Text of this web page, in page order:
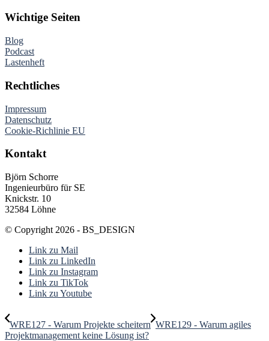
Wichtige Seiten
Blog
Podcast
Lastenheft
Rechtliches
Impressum
Datenschutz
Cookie-Richlinie EU
Kontakt
Björn Schorre
Ingenieurbüro für SE
Knickstr. 10
32584 Löhne
© Copyright 2026 - BS_DESIGN
Link zu Mail
Link zu LinkedIn
Link zu Instagram
Link zu TikTok
Link zu Youtube
WRE127 - Warum Projekte scheitern WRE129 - Warum agiles
Projektmanagement keine Lösung ist?